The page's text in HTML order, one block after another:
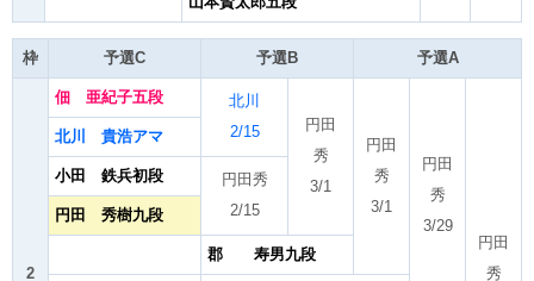
枠 予選C 予選B 予選A
2
佃 亜紀子五段
北川
2/15
円田
秀
3/1
円田
秀
3/1
円田
秀
3/29
円田
秀
北川 貴浩アマ
小田 鉄兵初段
円田秀
2/15
円田 秀樹九段
郡 寿男九段